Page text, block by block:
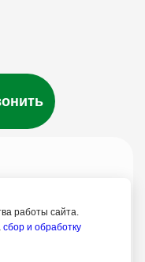
работы сайта.
сбор и обработку